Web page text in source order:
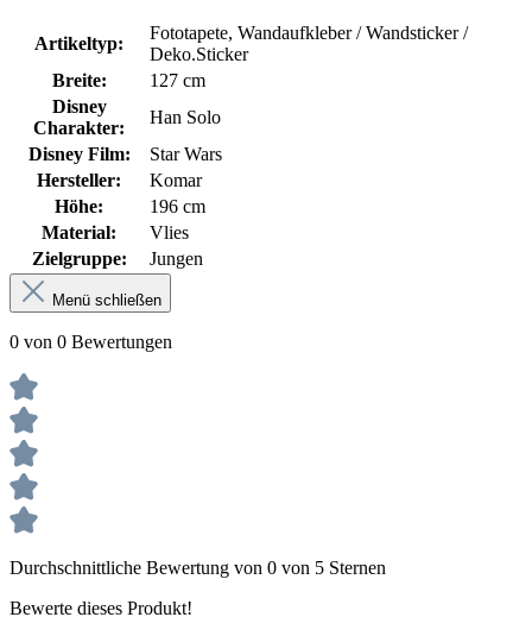
Artikeltyp:
Fototapete, Wandaufkleber / Wandsticker /
Deko.Sticker
Breite:
127 cm
Disney
Charakter:
Han Solo
Disney Film:
Star Wars
Hersteller:
Komar
Höhe:
196 cm
Material:
Vlies
Zielgruppe:
Jungen
Menü schließen
0 von 0 Bewertungen
Durchschnittliche Bewertung von 0 von 5 Sternen
Bewerte dieses Produkt!